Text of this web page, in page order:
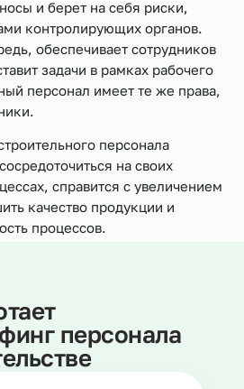
и берет на себя риски,
контролирующих органов.
обеспечивает сотрудников
задачи в рамках рабочего
персонал имеет те же права,
персонала
на своих
справится с увеличением
качество продукции и
процессов.
персонала